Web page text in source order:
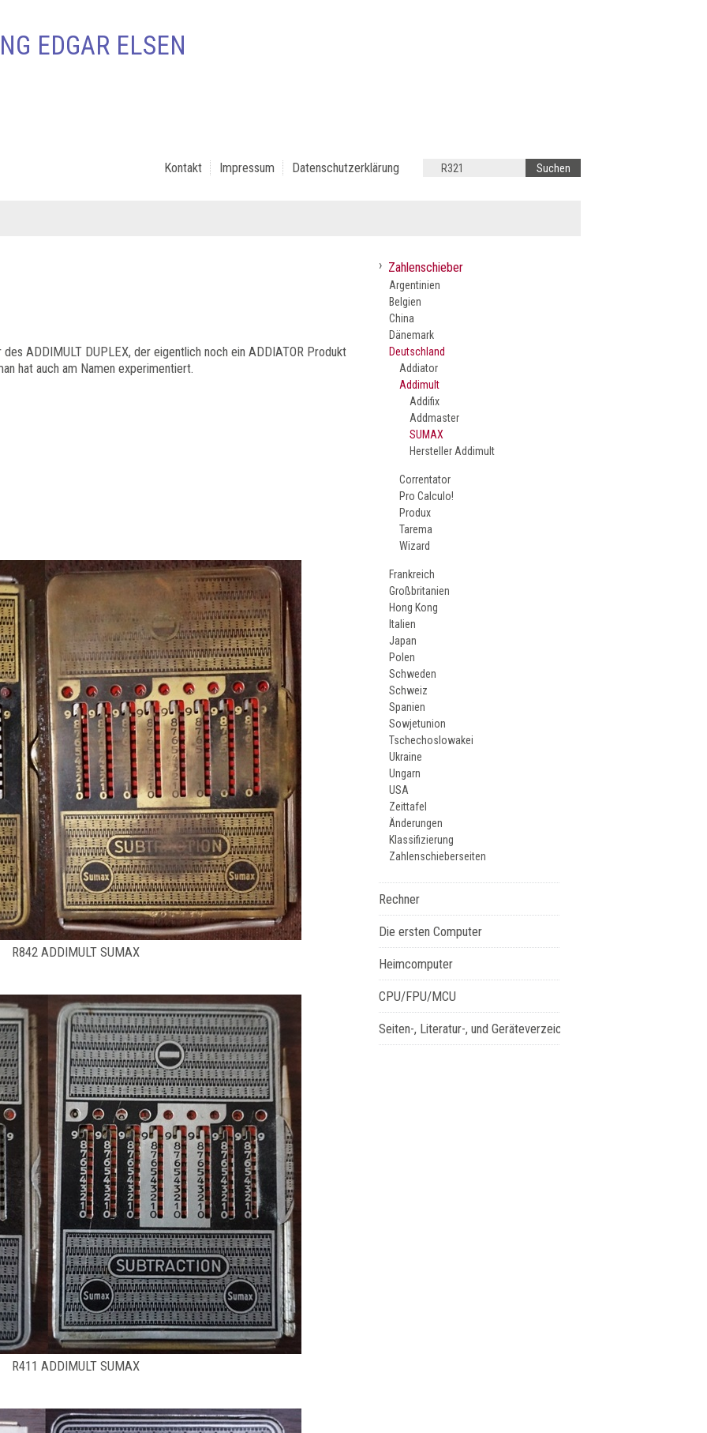
EDGAR ELSEN
Kontakt Impressum Datenschutzerklärung
ADDIMULT DUPLEX, der eigentlich noch ein ADDIATOR Produkt
hat auch am Namen experimentiert.
R842 ADDIMULT SUMAX
R411 ADDIMULT SUMAX
› Zahlenschieber
Argentinien
Belgien
China
Dänemark
Deutschland
Addiator
Addimult
Addifix
Addmaster
SUMAX
Hersteller Addimult
Correntator
Pro Calculo!
Produx
Tarema
Wizard
Frankreich
Großbritanien
Hong Kong
Italien
Japan
Polen
Schweden
Schweiz
Spanien
Sowjetunion
Tschechoslowakei
Ukraine
Ungarn
USA
Zeittafel
Änderungen
Klassifizierung
Zahlenschieberseiten
Rechner
Die ersten Computer
Heimcomputer
CPU/FPU/MCU
Seiten-, Literatur-, und Geräteverzeichnis